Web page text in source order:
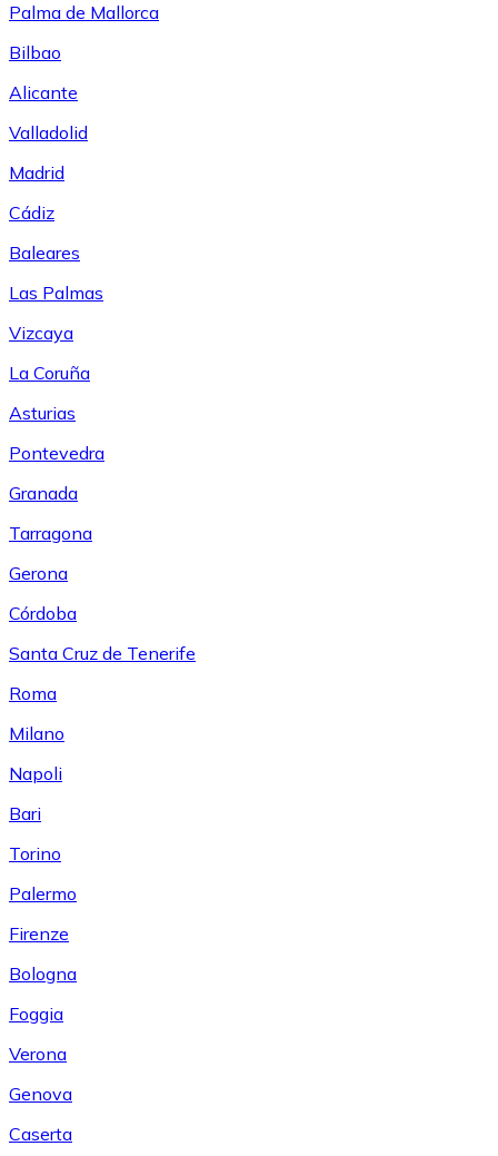
Palma de Mallorca
Bilbao
Alicante
Valladolid
Madrid
Cádiz
Baleares
Las Palmas
Vizcaya
La Coruña
Asturias
Pontevedra
Granada
Tarragona
Gerona
Córdoba
Santa Cruz de Tenerife
Roma
Milano
Napoli
Bari
Torino
Palermo
Firenze
Bologna
Foggia
Verona
Genova
Caserta